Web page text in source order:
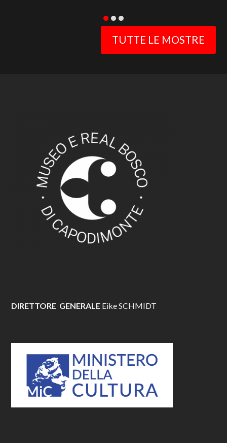
TUTTE LE MOSTRE
DIRETTORE GENERALE Eike SCHMIDT